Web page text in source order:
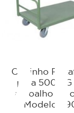
Carrinho
para 500 KG
assoalho de
Modelo